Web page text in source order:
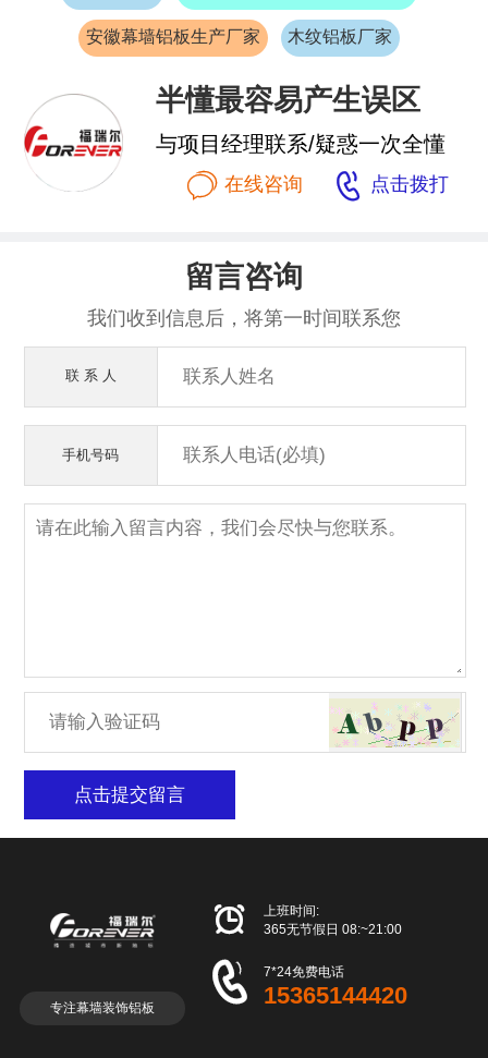
安徽幕墙铝板生产厂家 木纹铝板厂家
半懂最容易产生误区
与项目经理联系/疑惑一次全懂
 在线咨询  点击拨打
留言咨询
我们收到信息后，将第一时间联系您
联 系 人
手机号码
点击提交留言
专注幕墙装饰铝板

上班时间:
365无节假日 08:~21:00
 7*24免费电话
15365144420